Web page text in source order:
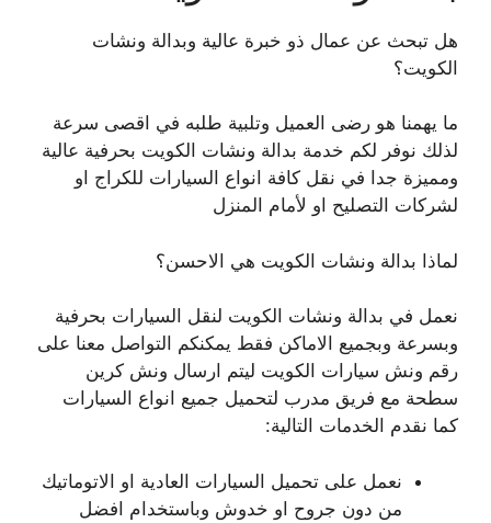
هل تبحث عن عمال ذو خبرة عالية وبدالة ونشات
الكويت؟
ما يهمنا هو رضى العميل وتلبية طلبه في اقصى سرعة
لذلك نوفر لكم خدمة بدالة ونشات الكويت بحرفية عالية
ومميزة جدا في نقل كافة انواع السيارات للكراج او
لشركات التصليح او لأمام المنزل
لماذا بدالة ونشات الكويت هي الاحسن؟
نعمل في بدالة ونشات الكويت لنقل السيارات بحرفية
وبسرعة وبجميع الاماكن فقط يمكنكم التواصل معنا على
رقم ونش سيارات الكويت ليتم ارسال ونش كرين
سطحة مع فريق مدرب لتحميل جميع انواع السيارات
كما نقدم الخدمات التالية:
نعمل على تحميل السيارات العادية او الاتوماتيك
من دون جروح او خدوش وباستخدام افضل